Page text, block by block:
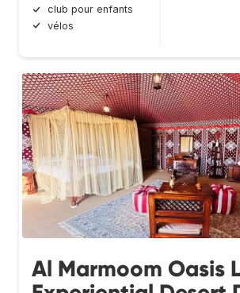
club pour enfants
vélos
Al Marmoom Oasis